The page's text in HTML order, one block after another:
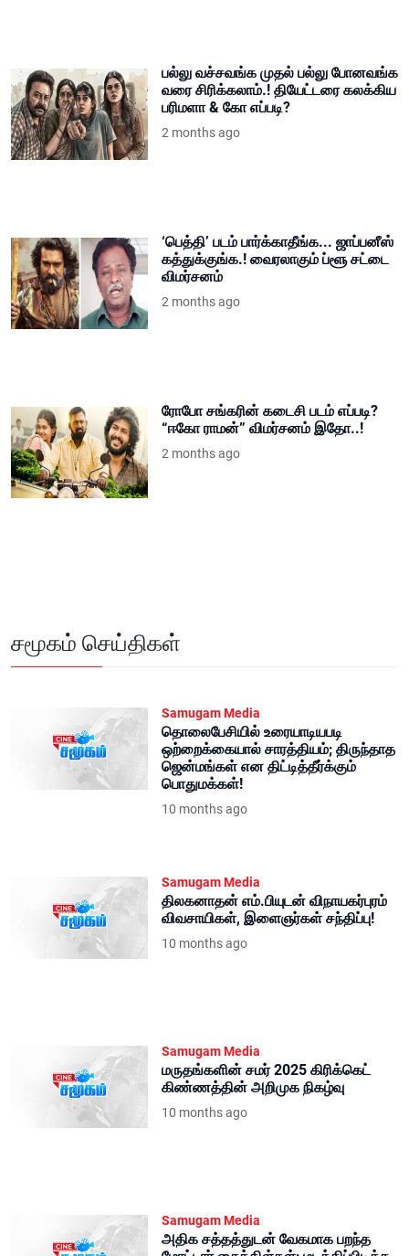
பல்லு வச்சவங்க முதல் பல்லு போனவங்க
வரை சிரிக்கலாம்.! தியேட்டரை கலக்கிய
பரிமளா & கோ எப்படி?
2 months ago
‘பெத்தி’ படம் பார்க்காதீங்க... ஜாப்பனீஸ்
கத்துக்குங்க.! வைரலாகும் ப்ளூ சட்டை
விமர்சனம்
2 months ago
ரோபோ சங்கரின் கடைசி படம் எப்படி?
“ஈகோ ராமன்” விமர்சனம் இதோ..!
2 months ago
சமூகம் செய்திகள்
Samugam Media
தொலைபேசியில் உரையாடியபடி
ஒற்றைக்கையால் சாரத்தியம்; திருந்தாத
ஜென்மங்கள் என திட்டித்தீர்க்கும்
பொதுமக்கள்!
10 months ago
Samugam Media
திலகனாதன் எம்.பியுடன் விநாயகர்புரம்
விவசாயிகள், இளைஞர்கள் சந்திப்பு!
10 months ago
Samugam Media
மருதங்களின் சமர் 2025 கிரிக்கெட்
கிண்ணத்தின் அறிமுக நிகழ்வு
10 months ago
Samugam Media
அதிக சத்தத்துடன் வேகமாக பறந்த